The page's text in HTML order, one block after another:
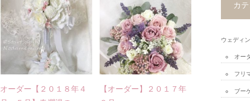
オーダー【２０１８年４
【オーダー】２０１７年
カ
ウェディ
オー
フリ
ブー